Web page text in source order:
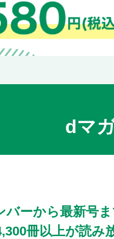
dマ
ーから最新号ま
冊以上が読み